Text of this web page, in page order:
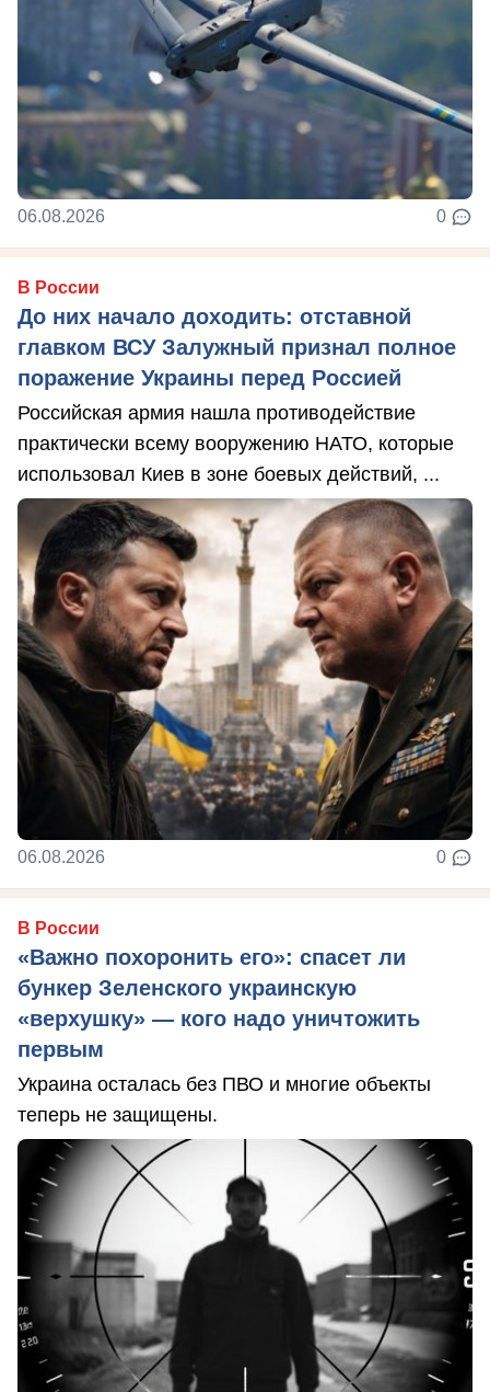
06.08.2026 0
В России
До них начало доходить: отставной
главком ВСУ Залужный признал полное
поражение Украины перед Россией
Российская армия нашла противодействие
практически всему вооружению НАТО, которые
использовал Киев в зоне боевых действий, ...
06.08.2026 0
В России
«Важно похоронить его»: спасет ли
бункер Зеленского украинскую
«верхушку» — кого надо уничтожить
первым
Украина осталась без ПВО и многие объекты
теперь не защищены.